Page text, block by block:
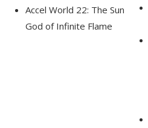
Accel World 22: The Sun
God of Infinite Flame